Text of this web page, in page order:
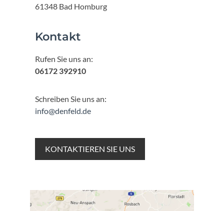
61348 Bad Homburg
Kontakt
Rufen Sie uns an:
06172 392910
Schreiben Sie uns an:
info@denfeld.de
KONTAKTIEREN SIE UNS